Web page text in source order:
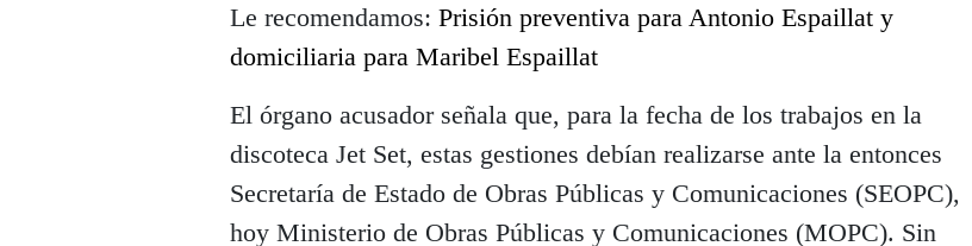
Le recomendamos: Prisión preventiva para Antonio Espaillat y
domiciliaria para Maribel Espaillat
El órgano acusador señala que, para la fecha de los trabajos en la
discoteca Jet Set, estas gestiones debían realizarse ante la entonces
Secretaría de Estado de Obras Públicas y Comunicaciones (SEOPC),
hoy Ministerio de Obras Públicas y Comunicaciones (MOPC). Sin